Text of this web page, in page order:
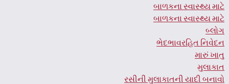
બાળકના સ્વાસ્થ્ય માટે
બાળકના સ્વાસ્થ્ય માટે
બ્લોગ
ભેદભાવરહિત નિવેદન
મારું ખાતુ
મુલાકાત
રસીની મુલાકાતની યાદી બનાવો